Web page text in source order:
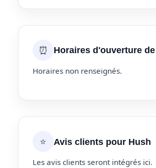
⏰ Horaires d'ouverture
Horaires non renseignés.
⭐ Avis clients pour Hush
Les avis clients seront intégrés ici.